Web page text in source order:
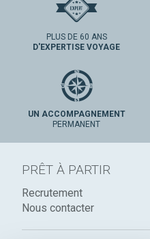
PLUS DE 60 ANS
D'EXPERTISE VOYAGE
UN ACCOMPAGNEMENT
PERMANENT
PRÊT À PARTIR
Recrutement
Nous contacter